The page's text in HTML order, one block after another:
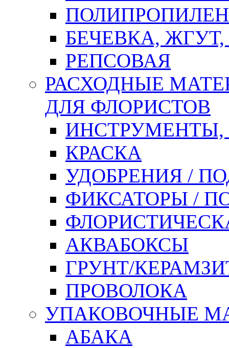
БЕЧЕВКА,
РЕПСОВАЯ
РАСХОДНЫЕ
ДЛЯ ФЛОРИСТОВ
ИНСТРУМЕНТЫ,
КРАСКА
УДОБРЕНИЯ /
ФИКСАТОРЫ /
АКВАБОКСЫ
ГРУНТ/
ПРОВОЛОКА
УПАКОВОЧНЫЕ
АБАКА